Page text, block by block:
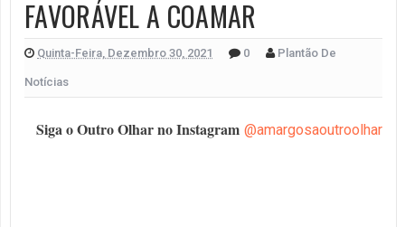
FAVORÁVEL A COAMAR
Quinta-Feira, Dezembro 30, 2021 0 Plantão De
Notícias
Siga o Outro Olhar no Instagram @amargosaoutroolhar